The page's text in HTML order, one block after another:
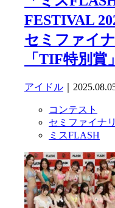
FESTIVAL
セミファイ
「TIF特別賞
アイドル ｜
コンテスト
セミファイナ
ミスFLASH